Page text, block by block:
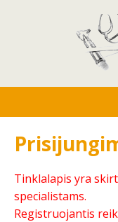
Tinklalapis yra
specialistams.
Registruojantis